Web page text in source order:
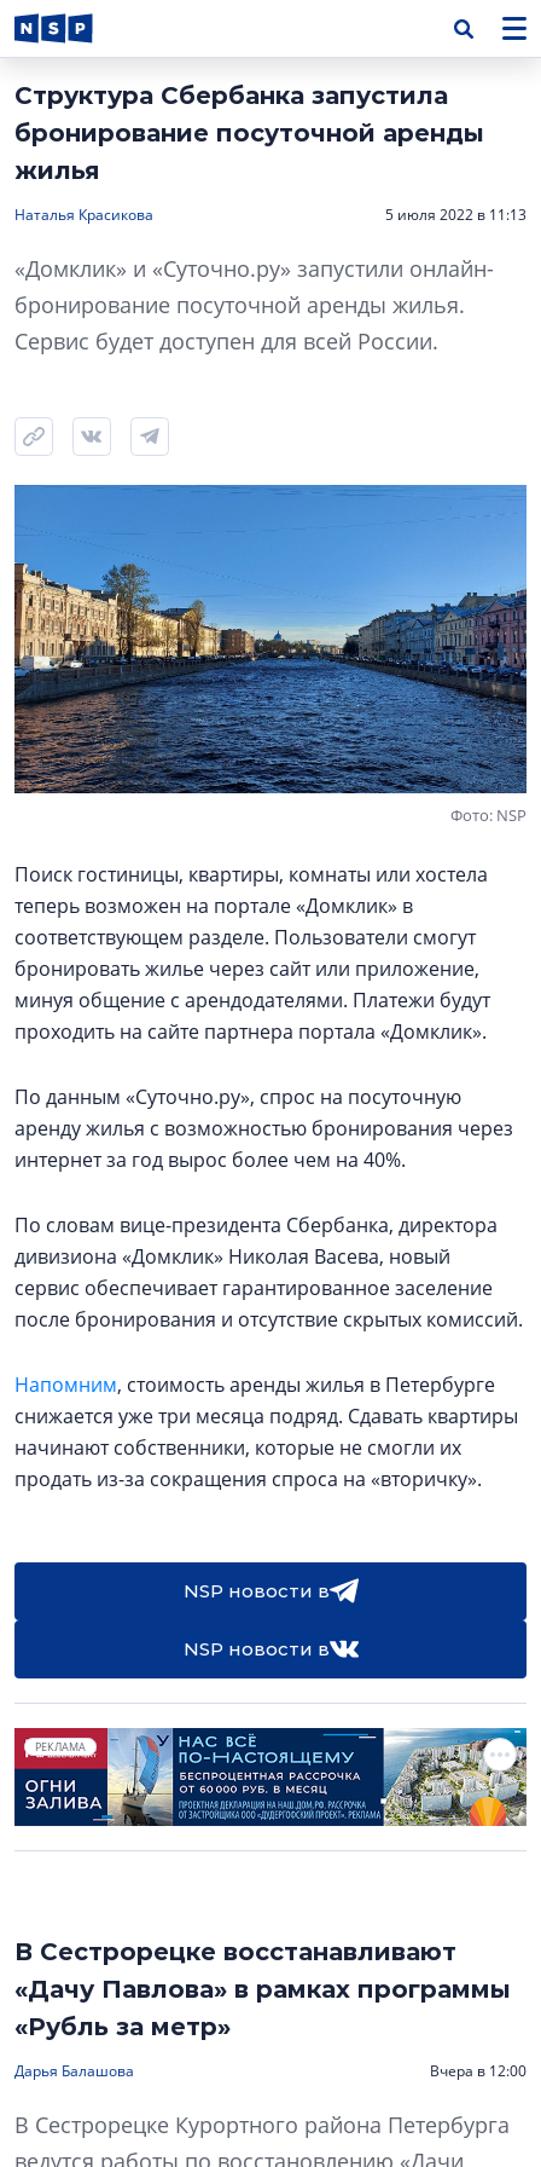
Структура Сбербанка запустила
бронирование посуточной аренды
жилья
Наталья Красикова 5 июля 2022 в 11:13
«Домклик» и «Суточно.ру» запустили онлайн-
бронирование посуточной аренды жилья.
Сервис будет доступен для всей России.
Фото: NSP
Поиск гостиницы, квартиры, комнаты или хостела
теперь возможен на портале «Домклик» в
соответствующем разделе. Пользователи смогут
бронировать жилье через сайт или приложение,
минуя общение с арендодателями. Платежи будут
проходить на сайте партнера портала «Домклик».
По данным «Суточно.ру», спрос на посуточную
аренду жилья с возможностью бронирования через
интернет за год вырос более чем на 40%.
По словам вице-президента Сбербанка, директора
дивизиона «Домклик» Николая Васева, новый
сервис обеспечивает гарантированное заселение
после бронирования и отсутствие скрытых комиссий.
Напомним, стоимость аренды жилья в Петербурге
снижается уже три месяца подряд. Сдавать квартиры
начинают собственники, которые не смогли их
продать из-за сокращения спроса на «вторичку».
NSP новости в
NSP новости в
РЕКЛАМА
В Сестрорецке восстанавливают
«Дачу Павлова» в рамках программы
«Рубль за метр»
Дарья Балашова Вчера в 12:00
В Сестрорецке Курортного района Петербурга